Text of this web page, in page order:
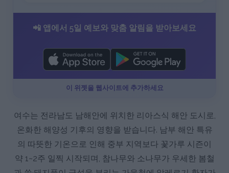
📲 앱에서 5일 예보와 맞춤 알림을 받아보세요
이 위젯을 웹사이트에 추가하세요
여수는 전라남도 남해안에 위치한 리아스식 해안 도시로,
온화한 해양성 기후의 영향을 받습니다. 남부 해안 특유
의 따뜻한 기온으로 인해 중부 지역보다 꽃가루 시즌이
약 1~2주 일찍 시작되며, 참나무와 소나무가 우세한 봄철